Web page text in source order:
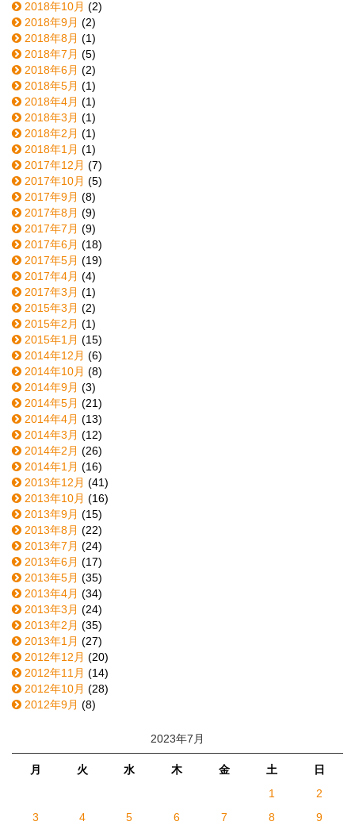
2018年10月 (2)
2018年9月 (2)
2018年8月 (1)
2018年7月 (5)
2018年6月 (2)
2018年5月 (1)
2018年4月 (1)
2018年3月 (1)
2018年2月 (1)
2018年1月 (1)
2017年12月 (7)
2017年10月 (5)
2017年9月 (8)
2017年8月 (9)
2017年7月 (9)
2017年6月 (18)
2017年5月 (19)
2017年4月 (4)
2017年3月 (1)
2015年3月 (2)
2015年2月 (1)
2015年1月 (15)
2014年12月 (6)
2014年10月 (8)
2014年9月 (3)
2014年5月 (21)
2014年4月 (13)
2014年3月 (12)
2014年2月 (26)
2014年1月 (16)
2013年12月 (41)
2013年10月 (16)
2013年9月 (15)
2013年8月 (22)
2013年7月 (24)
2013年6月 (17)
2013年5月 (35)
2013年4月 (34)
2013年3月 (24)
2013年2月 (35)
2013年1月 (27)
2012年12月 (20)
2012年11月 (14)
2012年10月 (28)
2012年9月 (8)
2023年7月
月 火 水 木 金 土
日
1
2
3
4 5 6 7 8
9